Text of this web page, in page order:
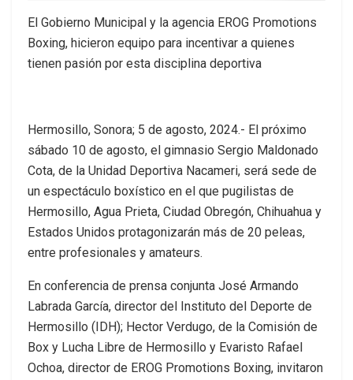
El Gobierno Municipal y la agencia EROG Promotions
Boxing, hicieron equipo para incentivar a quienes
tienen pasión por esta disciplina deportiva
Hermosillo, Sonora; 5 de agosto, 2024.- El próximo
sábado 10 de agosto, el gimnasio Sergio Maldonado
Cota, de la Unidad Deportiva Nacameri, será sede de
un espectáculo boxístico en el que pugilistas de
Hermosillo, Agua Prieta, Ciudad Obregón, Chihuahua y
Estados Unidos protagonizarán más de 20 peleas,
entre profesionales y amateurs.
En conferencia de prensa conjunta José Armando
Labrada García, director del Instituto del Deporte de
Hermosillo (IDH); Hector Verdugo, de la Comisión de
Box y Lucha Libre de Hermosillo y Evaristo Rafael
Ochoa, director de EROG Promotions Boxing, invitaron